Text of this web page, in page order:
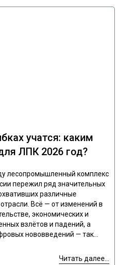
учатся: каким
ЛПК 2026 год?
лесопромышленный комплекс
пережил ряд значительных
различные
Всё — от изменений в
экономических и
взлётов и падений, а
нововведений — так...
Читать далее...